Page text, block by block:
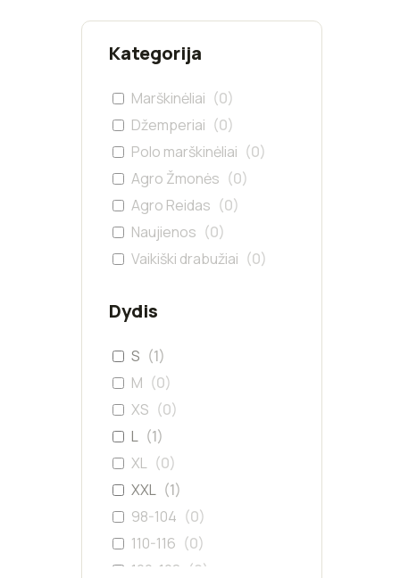
Kategorija
Marškinėliai (0)
Džemperiai (0)
Polo marškinėliai (0)
Agro Žmonės (0)
Agro Reidas (0)
Naujienos (0)
Vaikiški drabužiai (0)
Dydis
S (1)
M (0)
XS (0)
L (1)
XL (0)
XXL (1)
98-104 (0)
110-116 (0)
122-128 (0)